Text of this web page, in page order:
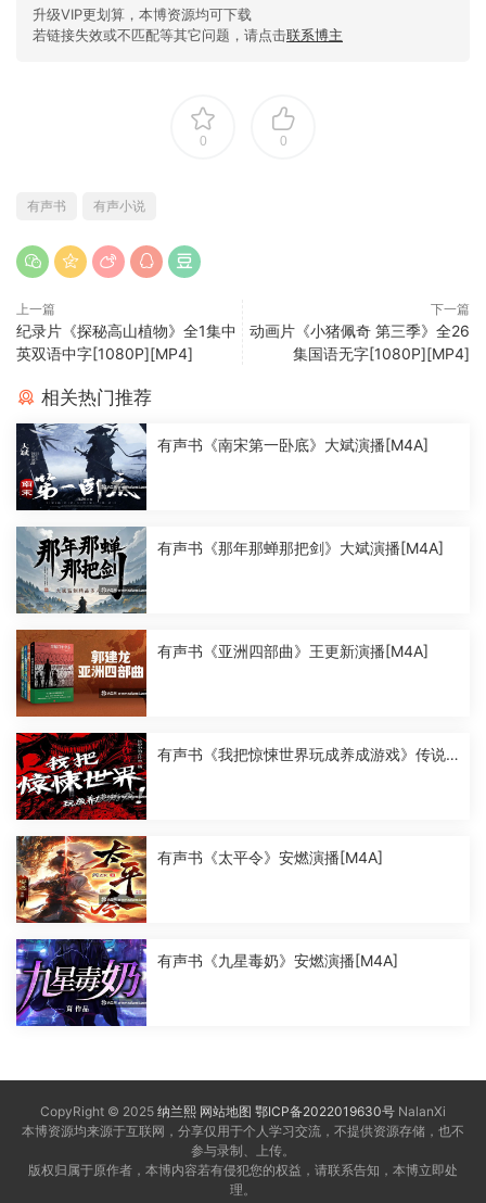
升级VIP更划算，本博资源均可下载
若链接失效或不匹配等其它问题，请点击联系博主
0 0
有声书 有声小说
上一篇
纪录片《探秘高山植物》全1集中
英双语中字[1080P][MP4]
下一篇
动画片《小猪佩奇 第三季》全26
集国语无字[1080P][MP4]
相关热门推荐
有声书《南宋第一卧底》大斌演播[M4A]
有声书《那年那蝉那把剑》大斌演播[M4A]
有声书《亚洲四部曲》王更新演播[M4A]
有声书《我把惊悚世界玩成养成游戏》传说
有声书《太平令》安燃演播[M4A]
有声书《九星毒奶》安燃演播[M4A]
CopyRight © 2025 纳兰熙 网站地图 鄂ICP备2022019630号 NalanXi
本博资源均来源于互联网，分享仅用于个人学习交流，不提供资源存储，也不
参与录制、上传。
版权归属于原作者，本博内容若有侵犯您的权益，请联系告知，本博立即处
理。